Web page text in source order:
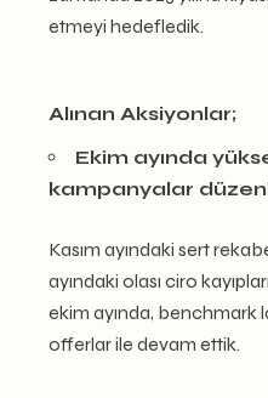
etmeyi hedefledik.
Alınan Aksiyonlar;
Ekim ayında
kampanyalar
Kasım ayındaki sert
ayındaki olası ciro
ekim ayında, benchmark
offerlar ile devam ettik.